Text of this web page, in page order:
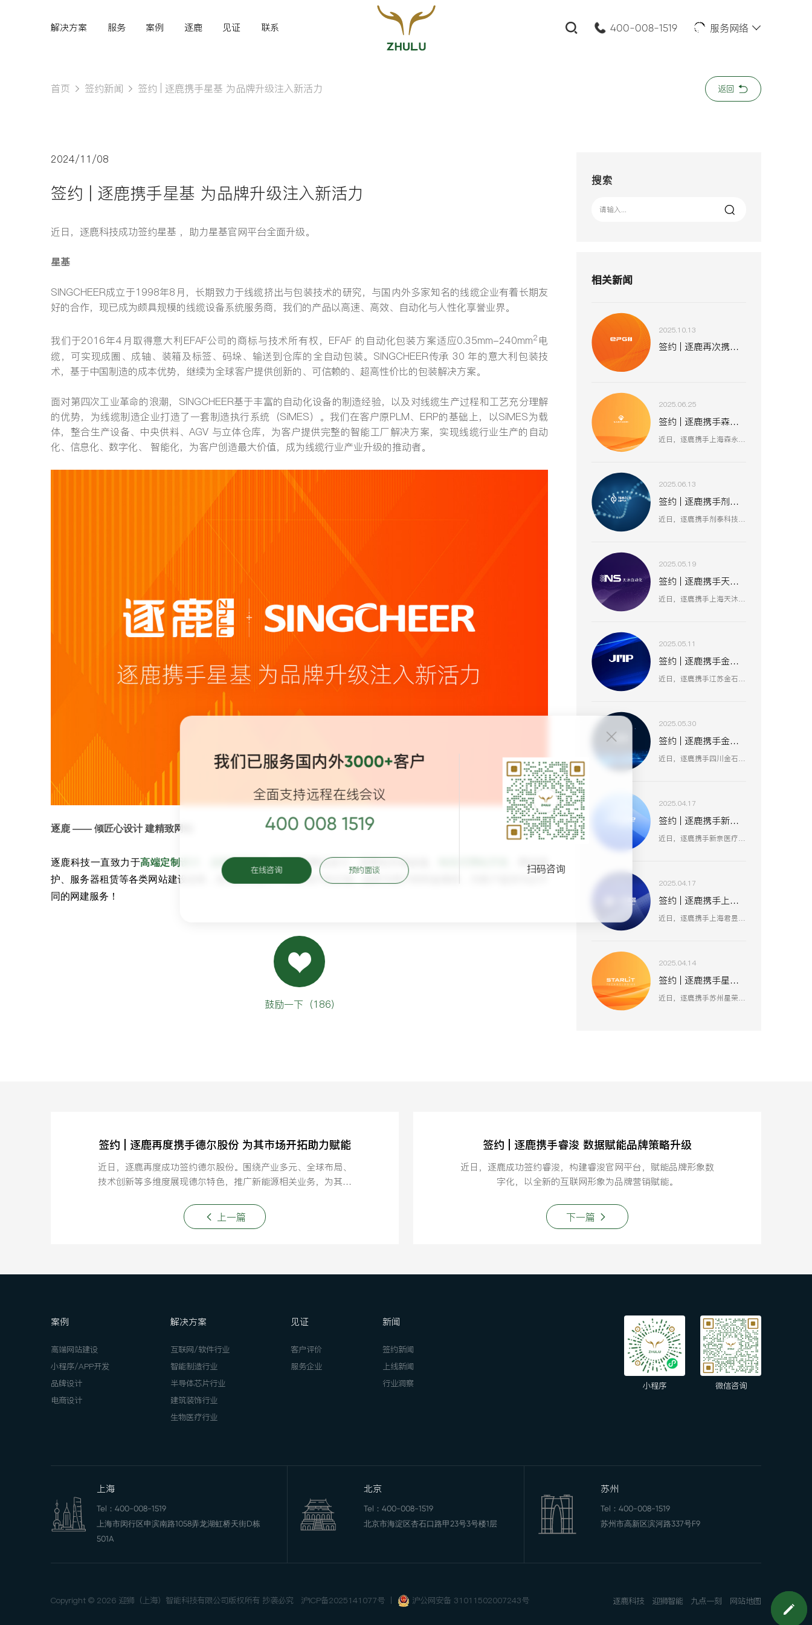
解决方案 服务 案例 逐鹿 见证 联系 400-008-1519 服务网络
首页 签约新闻 签约 | 逐鹿携手星基 为品牌升级注入新活力 返回
2024/11/08
签约 | 逐鹿携手星基 为品牌升级注入新活力
近日，逐鹿科技成功签约星基 ，助力星基官网平台全面升级。
星基
SINGCHEER成立于1998年8月，长期致力于线缆挤出与包装技术的研究，与国内外多家知名的线缆企业有着长期友
好的合作，现已成为颇具规模的线缆设备系统服务商，我们的产品以高速、高效、自动化与人性化享誉业界。
我们于2016年4月取得意大利EFAF公司的商标与技术所有权，EFAF 的自动化包装方案适应0.35mm-240mm2 电
缆，可实现成圈、成轴、装箱及标签、码垛、输送到仓库的全自动包装。SINGCHEER传承 30 年的意大利包装技
术，基于中国制造的成本优势，继续为全球客户提供创新的、可信赖的、超高性价比的包装解决方案。
面对第四次工业革命的浪潮，SINGCHEER基于丰富的自动化设备的制造经验，以及对线缆生产过程和工艺充分理解
的优势，为线缆制造企业打造了一套制造执行系统（SiMES）。我们在客户原PLM、ERP的基础上，以SiMES为载
体，整合生产设备、中央供料、AGV 与立体仓库，为客户提供完整的智能工厂解决方案，实现线缆行业生产的自动
化、信息化、数字化、 智能化，为客户创造最大价值，成为线缆行业产业升级的推动者。
逐鹿 —— 倾匠心设计 建精致网站
逐鹿科技一直致力于高端定制设计 品牌官网开发 、营销型网站设计、老网站升级改版、
、网站维
护、服务器租赁等各类网站建设业务，坚持匠心设计，站在用户的立场，始终为用户的利益着想，为客户提供与众不
同的网建服务！
鼓励一下（186）
搜索
相关新闻
2025.10.13
签约 | 逐鹿再次携手易普集 助力全球化战略布局
2025.06.25
签约 | 逐鹿携手森永股份 数智赋能工业装备新生态
近日，逐鹿携手上海森永工程设备股份有限公司，聚焦工业装备数智化升级，以创新技术驱动压力容器、核电设备等业务流程优化，助力上海森永在高端装备制造、跨行业服务中突破创新，开启工业装备数智化发展新征程 。
2025.06.13
签约 | 逐鹿携手剂泰科技 AI 赋能生物医药新征程
近日，逐鹿携手剂泰科技，聚焦 AI 驱动纳米材料创新，以数智化融合助力靶向药物递送与研发技术突破，赋能剂泰科技在疾病治疗新疗法探索、AI 平台迭代升级中加速前行，共筑生物医药数智化创新生态 。
2025.05.19
签约 | 逐鹿携手天沐自动化 数智赋能工业创新生态
近日，逐鹿携手上海天沐自动化仪表有限公司，聚焦数智化技术融合，以创新驱动工业场景升级，助力天沐自动化在智能制造、传感器研发等业务板块，深化数智应用，开启高效协同、精准创新的发展新篇 。
2025.05.11
签约 | 逐鹿携手金石集团 数智赋能油气装备产业升级
近日，逐鹿携手江苏金石机械集团（原金浦机械厂、金湖石油机械有限公司 ），以数智化技术为引擎，聚焦油气装备产业创新升级，助力金石集团在研发、生产、服务全流程提效，驱动高压油气井口装备等业务开启数智化增长新篇 。
2025.05.30
签约 | 逐鹿携手金石亚药 数智赋能医药产业新增长
近日，逐鹿携手四川金石亚洲医药股份有限公司，以数智化手段赋能医药产业升级，聚焦创新驱动与价值深挖，助力金石亚药在医药健康、新材料及机械设备等业务板块，开启高效增长、精准运营的全新阶段 。
2025.04.17
签约 | 逐鹿携手新奈 数据赋能品牌策略升级
近日，逐鹿携手新奈医疗，数据赋能品牌策略升级，以创新为驱动，以用户为中心，助力其开启品牌增长新纪元。
2025.04.17
签约 | 逐鹿携手上海君昱 打造数字营销新生态
近日，逐鹿携手上海君昱信息科技有限公司，赋能品牌形象数字化，以全新的互联网形象为品牌营销赋能。
2025.04.14
签约 | 逐鹿携手星荣 焕新升级品牌官网
近日，逐鹿携手苏州星荣汽车技术有限公司，助力为旌科技数字化官网平台全面升级，赋能品牌形象数字化，以全新形象为品牌营销赋能。
签约 | 逐鹿再度携手德尔股份 为其市场开拓助力赋能
近日，逐鹿再度成功签约德尔股份。围绕产业多元、全球布局、
技术创新等多维度展现德尔特色，推广新能源相关业务，为其市
上一篇
签约 | 逐鹿携手睿浚 数据赋能品牌策略升级
近日，逐鹿成功签约睿浚，构建睿浚官网平台，赋能品牌形象数
字化，以全新的互联网形象为品牌营销赋能。
下一篇
案例
高端网站建设
小程序/APP开发
品牌设计
电商设计
解决方案
互联网/软件行业
智能制造行业
半导体芯片行业
建筑装饰行业
生物医疗行业
见证
客户评价
服务企业
新闻
签约新闻
上线新闻
行业洞察
小程序 微信咨询
上海
Tel： 400-008-1519
上海市闵行区申滨南路1058弄龙湖虹桥天街D栋
501A
北京
Tel： 400-008-1519
北京市海淀区杏石口路甲23号3号楼1层
苏州
Tel： 400-008-1519
苏州市高新区滨河路337号F9
Copyright © 2026 迎狮（上海）智能科技有限公司版权所有 抄袭必究 沪ICP备2025141077号 丨 沪公网安备 31011502007243号 逐鹿科技 迎狮智能 九点一刻 网站地图
关闭
认真聆听您的需求
是我们最重要的工作之
一...
您的需求:
提交
我们已服务国内外3000+客户
全面支持远程在线会议
400 008 1519
在线咨询 预约面谈 扫码咨询